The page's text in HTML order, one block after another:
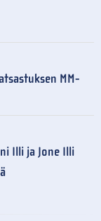
MM-
Illi ja Jone Illi